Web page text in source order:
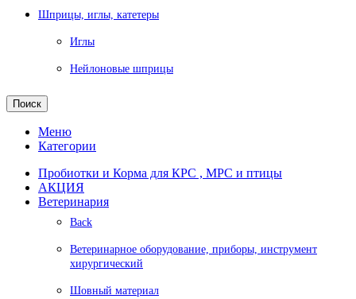
Шприцы, иглы, катетеры
Иглы
Нейлоновые шприцы
Поиск
Меню
Категории
Пробиотки и Корма для КРС , МРС и птицы
АКЦИЯ
Ветеринария
Back
Ветеринарное оборудование, приборы, инструмент
хирургический
Шовный материал